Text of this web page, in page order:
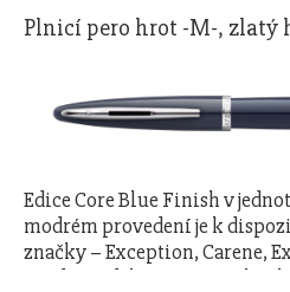
Plnicí pero hrot -M-, zlatý
Edice Core Blue Finish v
modrém provedení je k
značky – Exception, Carene,
Každý model čerpá ze